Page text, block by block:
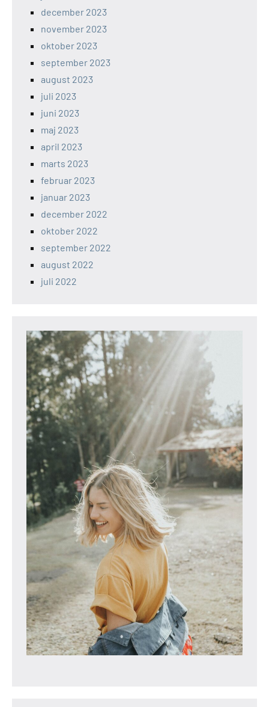
december 2023
november 2023
oktober 2023
september 2023
august 2023
juli 2023
juni 2023
maj 2023
april 2023
marts 2023
februar 2023
januar 2023
december 2022
oktober 2022
september 2022
august 2022
juli 2022